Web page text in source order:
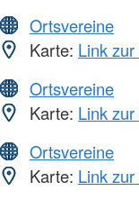
Ortsvereine
Karte: Link
Ortsvereine
Karte: Link
Ortsvereine
Karte: Link